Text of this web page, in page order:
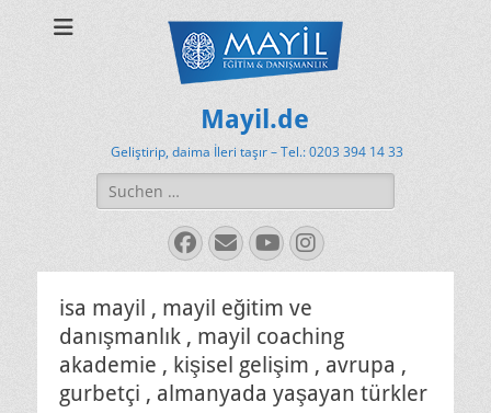
Mayil.de
Geliştirip, daima İleri taşır – Tel.: 0203 394 14 33
Suchen
nach:
Facebook
E-
Mail
YouTube
Instagram
isa mayil , mayil eğitim ve
danışmanlık , mayil coaching
akademie , kişisel gelişim , avrupa ,
gurbetçi , almanyada yaşayan türkler